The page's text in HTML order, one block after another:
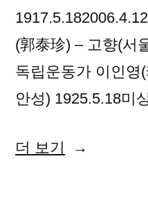
(郭泰珍) – 고향(서
독립운동가 이인영
안성) 1925.5.18미
더 보기 “2019